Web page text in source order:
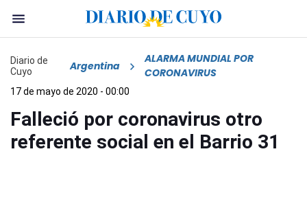
Diario de
Cuyo
Argentina
ALARMA MUNDIAL POR
CORONAVIRUS
17 de mayo de 2020 - 00:00
Falleció por coronavirus otro
referente social en el Barrio 31